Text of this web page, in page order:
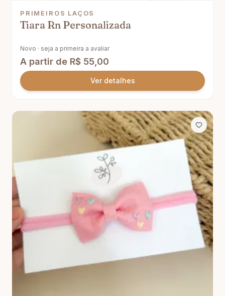
PRIMEIROS LAÇOS
Tiara Rn Personalizada
Novo · seja a primeira a avaliar
A partir de R$ 55,00
Ver detalhes